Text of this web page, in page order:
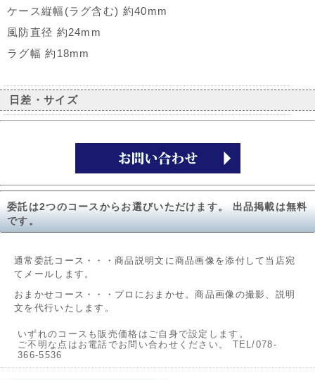
ケース縦幅(ラグ含む) 約40mm
風防直径 約24mm
ラグ幅 約18mm
日差・サイズ
委託は2つのコースからお選びいただけます。 出品掲載は無料
です。
通常委託コース・・・商品説明文に商品画像を添付して当店宛
てメールします。
おまかせコース・・・プロにおまかせ。商品画像の撮影、説明
文を代行いたします。
いずれのコースも販売価格はご自身で設定します。
ご不明な点はお電話でお問い合わせください。 TEL/078-
366-5536